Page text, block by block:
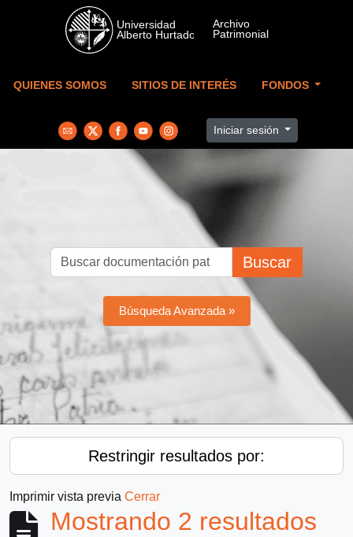
Skip to main content
QUIENES SOMOS SITIOS DE INTERÉS FONDOS
Iniciar sesión
Buscar
Búsqueda Avanzada »
Restringir resultados por:
Imprimir vista previa Cerrar
Mostrando 2 resultados